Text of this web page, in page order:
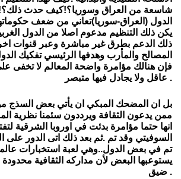
شاسعة من العراق وسوريا؟!كيف حدث
الدول (العراق-سوريا)تعاني من ضعف
يكن ذلك التنظيم مدعوم اصلا من الدول
ذلك الدعم بطرق غير مباشرة وعبر قنوات
المصالح والمأرب وهدفها الرئيسي تفكيك
فإن هنالك مؤامرة واضحة المعالم لا تخفى
عاقل ولا يجادل فيها متبصر .
بل ان المضحك المبكي ان يأتي بعض السذج من
ممن يدعون الثقافة ويرددون سئمنا نظرية
انها حتما مؤامرة بدئت في اوروبا الشرقية
السوفيتي وقد تم .ثم بعد ذلك اتى الدور
تم في بعض الدول..وهي لعبة استخبارات
يستوعبها البعض لأن مداركه الثقافية
ضيق .